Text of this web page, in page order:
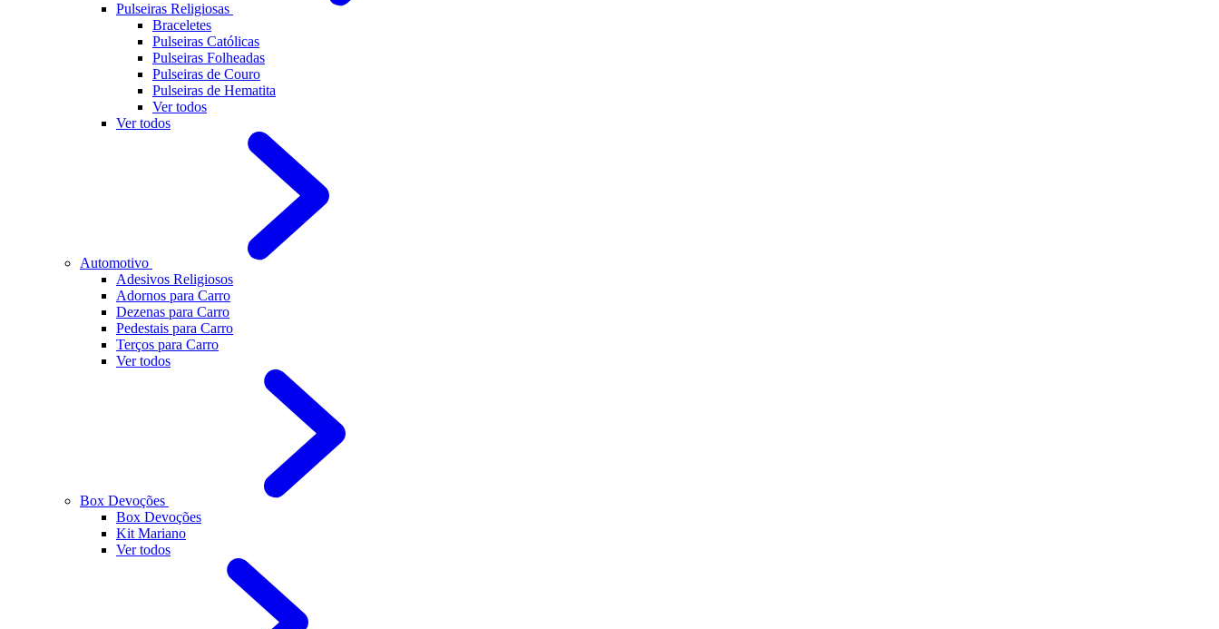
Pulseiras Religiosas
Braceletes
Pulseiras Católicas
Pulseiras Folheadas
Pulseiras de Couro
Pulseiras de Hematita
Ver todos
Ver todos
Automotivo
Adesivos Religiosos
Adornos para Carro
Dezenas para Carro
Pedestais para Carro
Terços para Carro
Ver todos
Box Devoções
Box Devoções
Kit Mariano
Ver todos